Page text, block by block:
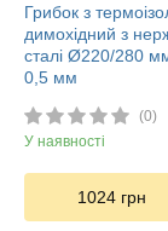
Грибок з
димохідний з
сталі Ø220/280
0,5 мм
(0)
У наявності
1024 грн